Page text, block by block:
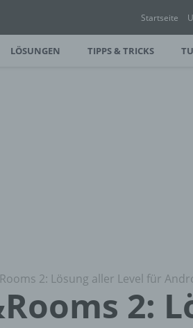
Startseite
LÖSUNGEN TIPPS & TRICKS
2: Lösung aller Level für
2: